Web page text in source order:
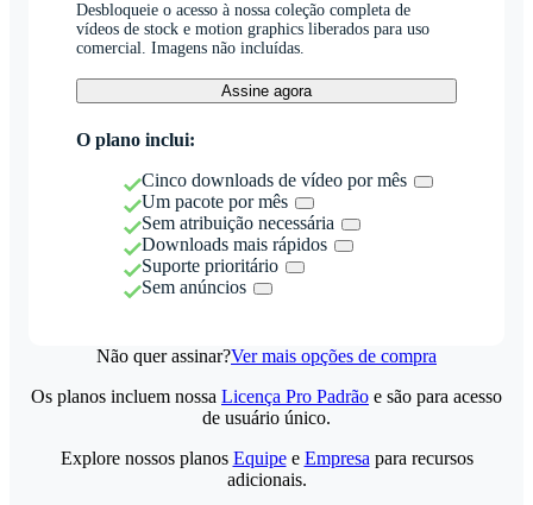
Desbloqueie o acesso à nossa coleção completa de
vídeos de stock e motion graphics liberados para uso
comercial. Imagens não incluídas.
Assine agora
O plano inclui:
Cinco downloads de vídeo por mês
Um pacote por mês
Sem atribuição necessária
Downloads mais rápidos
Suporte prioritário
Sem anúncios
Não quer assinar?Ver mais opções de compra
Os planos incluem nossa Licença Pro Padrão e são para acesso
de usuário único.
Explore nossos planos Equipee Empresa para recursos
adicionais.